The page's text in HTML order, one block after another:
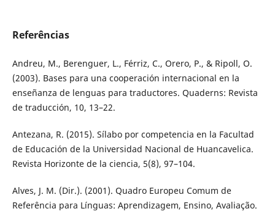
Referências
Andreu, M., Berenguer, L., Férriz, C., Orero, P., & Ripoll, O.
(2003). Bases para una cooperación internacional en la
enseñanza de lenguas para traductores. Quaderns: Revista
de traducción, 10, 13–22.
Antezana, R. (2015). Sílabo por competencia en la Facultad
de Educación de la Universidad Nacional de Huancavelica.
Revista Horizonte de la ciencia, 5(8), 97–104.
Alves, J. M. (Dir.). (2001). Quadro Europeu Comum de
Referência para Línguas: Aprendizagem, Ensino, Avaliação.